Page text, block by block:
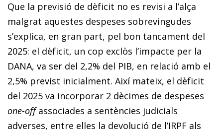
Que la previsió de dèficit no es revisi a l’alça
malgrat aquestes despeses sobrevingudes
s’explica, en gran part, pel bon tancament del
2025: el dèficit, un cop exclòs l’impacte per la
DANA, va ser del 2,2% del PIB, en relació amb el
2,5% previst inicialment. Així mateix, el dèficit
del 2025 va incorporar 2 dècimes de despeses
one-offassociades a sentències judicials
adverses, entre elles la devolució de l’IRPF als